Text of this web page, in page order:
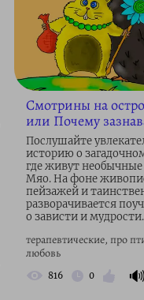
Смотрины на
или Почему
Послушайте
историю о
где живут
Мяо. На фоне
пейзажей и
разворачивается
о зависти и мудрости.
терапевтические, про
любовь
816 0 🔊